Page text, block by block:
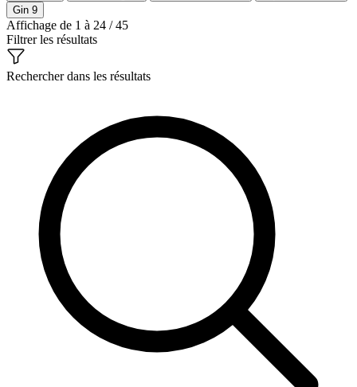
Gin 9
Affichage de 1 à 24 / 45
Filtrer les résultats
Rechercher dans les résultats